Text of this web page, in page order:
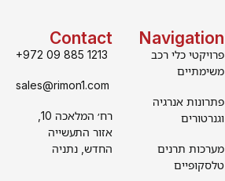
Contact
+972 09 885 1213
sales@rimon1.com
אזור התעשייה
החדש, נתניה
Navigation
פרויקטי כלי רכב
משימתיים
פתרונות אנרגיה
וגנרטורים
מערכות תרנים
טלסקופיים